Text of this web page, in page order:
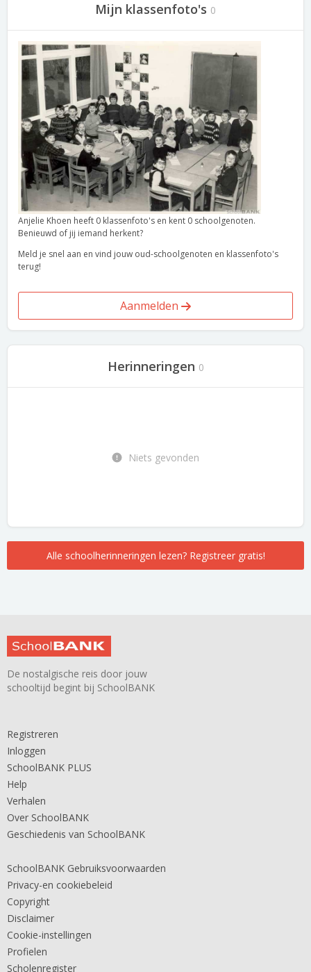
Mijn klassenfoto's 0
Anjelie Khoen heeft 0 klassenfoto's en kent 0 schoolgenoten.
Benieuwd of jij iemand herkent?
Meld je snel aan en vind jouw oud-schoolgenoten en klassenfoto's
terug!
Aanmelden
Herinneringen 0
Niets gevonden
Alle schoolherinneringen lezen? Registreer gratis!
De nostalgische reis door jouw
schooltijd begint bij SchoolBANK
Registreren
Inloggen
SchoolBANK PLUS
Help
Verhalen
Over SchoolBANK
Geschiedenis van SchoolBANK
SchoolBANK Gebruiksvoorwaarden
Privacy-en cookiebeleid
Copyright
Disclaimer
Cookie-instellingen
Profielen
Scholenregister